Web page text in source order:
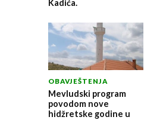
Kadića.
OBAVJEŠTENJA
Mevludski program
povodom nove
hidžretske godine u